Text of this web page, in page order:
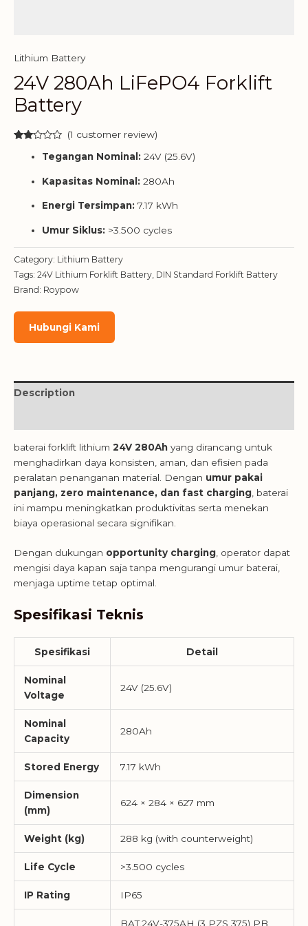
Lithium Battery
24V 280Ah LiFePO4 Forklift
Battery
based
customer
(1 customer review)
Tegangan Nominal: 24V (25.6V)
Kapasitas Nominal: 280Ah
Energi Tersimpan: 7.17 kWh
Umur Siklus: >3.500 cycles
Category: Lithium Battery
Tags: 24V Lithium Forklift Battery DIN Standard Forklift Battery
Brand: Roypow
Hubungi Kami
Description
baterai forklift lithium 24V 280Ah yang dirancang untuk
menghadirkan daya konsisten, aman, dan efisien pada
peralatan penanganan material. Dengan umur pakai
panjang, zero maintenance, dan fast charging , baterai
ini mampu meningkatkan produktivitas serta menekan
biaya operasional secara signifikan.
Dengan dukungan opportunity charging, operator dapat
mengisi daya kapan saja tanpa mengurangi umur baterai,
menjaga uptime tetap optimal.
Spesifikasi Teknis
Spesifikasi Detail
Nominal
Voltage
24V (25.6V)
Nominal
Capacity
280Ah
Stored Energy 7.17 kWh
Dimension
(mm)
624 × 284 × 627 mm
Weight (kg) 288 kg (with counterweight)
Life Cycle >3.500 cycles
IP Rating IP65
BAT.24V-375AH (3 PZS 375) PB